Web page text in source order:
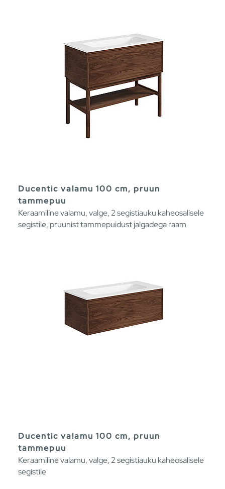
Ducentic valamu 100 cm, pruun
tammepuu
Keraamiline valamu, valge, 2 segistiauku kaheosalisele
segistile, pruunist tammepuidust jalgadega raam
Ducentic valamu 100 cm, pruun
tammepuu
Keraamiline valamu, valge, 2 segistiauku kaheosalisele
segistile